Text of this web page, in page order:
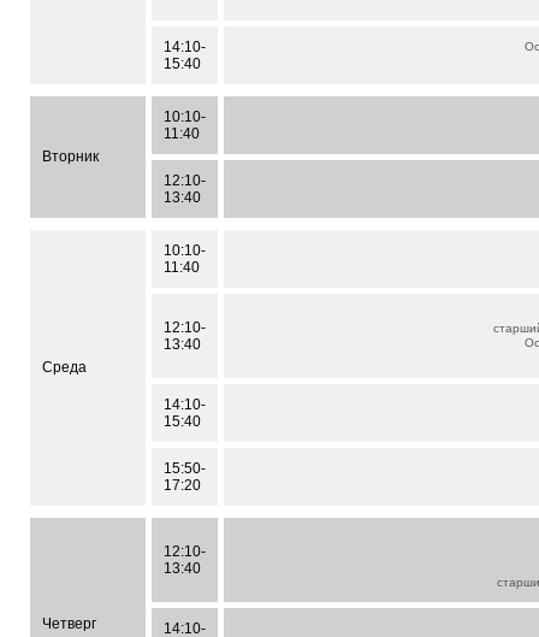
14:10-
15:40
Вторник
10:10-
11:40
12:10-
13:40
Среда
10:10-
11:40
12:10-
13:40
14:10-
15:40
15:50-
17:20
Четверг
12:10-
13:40
14:10-